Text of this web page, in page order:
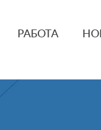
РАБОТА